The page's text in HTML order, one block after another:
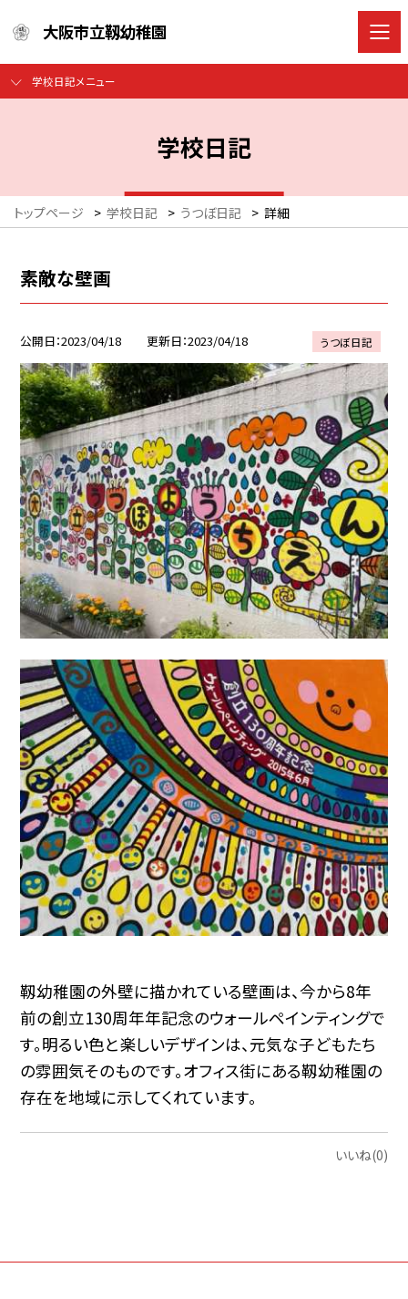
大阪市立靱幼稚園
学校日記メニュー
学校日記
トップページ > 学校日記 > うつぼ日記 > 詳細
素敵な壁画
公開日 2023/04/18 更新日 2023/04/18 うつぼ日記
靱幼稚園の外壁に描かれている壁画は、今から8年
前の創立130周年年記念のウォールペインティングで
す。明るい色と楽しいデザインは、元気な子どもたち
の雰囲気そのものです。オフィス街にある靱幼稚園の
存在を地域に示してくれています。
いいね(0)